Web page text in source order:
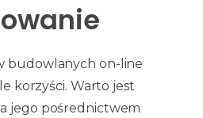
budowlanych on-line
korzyści. Warto jest
jego pośrednictwem